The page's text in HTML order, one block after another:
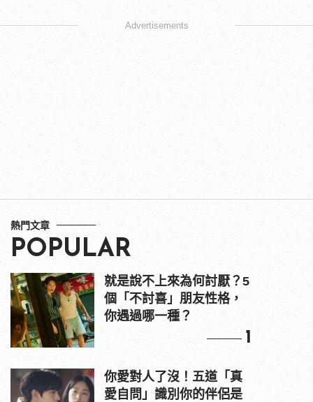
Advertisements
熱門文章
POPULAR
就是說不上來為何討厭？5
個「不討喜」朋友性格，
你遇過哪一種？
1
你愛對人了沒！五道「真
愛自問」識別你的伴侶是